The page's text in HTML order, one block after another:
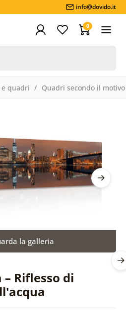
info@dovido.it
0
e quadri Quadri secondo il motivo
Riflesso di
la galleria